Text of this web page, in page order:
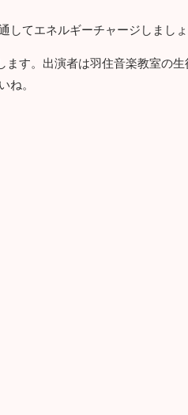
てエネルギーチャージしましょ
す。出演者は羽住音楽教室の
ね。